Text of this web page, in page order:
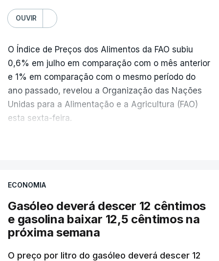
OUVIR
O Índice de Preços dos Alimentos da FAO subiu
0,6% em julho em comparação com o mês anterior
e 1% em comparação com o mesmo período do
ano passado, revelou a Organização das Nações
Unidas para a Alimentação e a Agricultura (FAO)
esta sexta-feira.
com ondas de calor no Verão e conflitos na
Ucrânia e no Médio Oriente a elevar os
custos das colheitas.
O índice, que acompanha as variações mensais
de um cabaz de produtos alimentares
ECONOMIA
Gasóleo deverá descer 12 cêntimos
e gasolina baixar 12,5 cêntimos na
próxima semana
O preço por litro do gasóleo deverá descer 12